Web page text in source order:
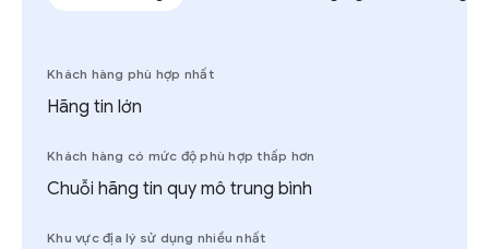
Khách hàng phù hợp nhất
Hãng tin lớn
Khách hàng có mức độ phù hợp thấp hơn
Chuỗi hãng tin quy mô trung bình
Khu vực địa lý sử dụng nhiều nhất